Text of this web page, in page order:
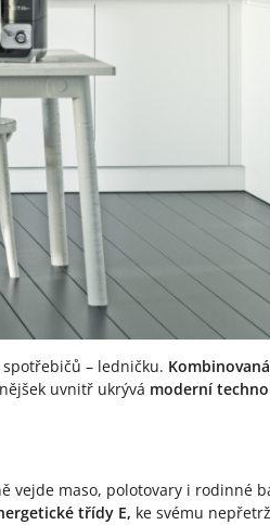
– ledničku.
uvnitř ukrývá moderní
vejde maso, polotovary i rodinné
třídy E, ke svému